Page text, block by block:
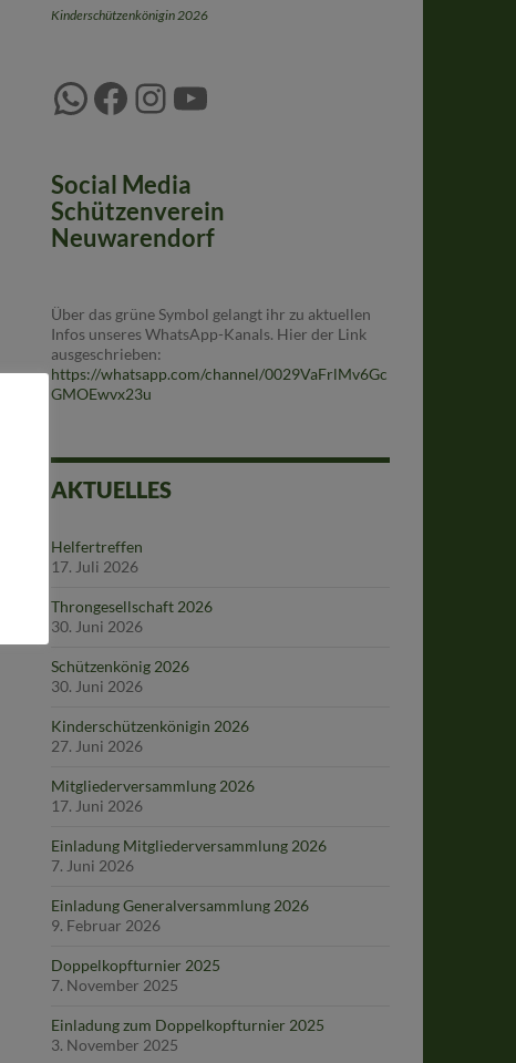
Kinderschützenkönigin 2026
WhatsApp
Facebook
Instagram
YouTube
Social Media
Schützenverein
Neuwarendorf
Über das grüne Symbol gelangt ihr zu aktuellen
Infos unseres WhatsApp-Kanals. Hier der Link
ausgeschrieben:
https://whatsapp.com/channel/0029VaFrlMv6Gc
GMOEwvx23u
AKTUELLES
Helfertreffen
17. Juli 2026
Throngesellschaft 2026
30. Juni 2026
Schützenkönig 2026
30. Juni 2026
Kinderschützenkönigin 2026
27. Juni 2026
Mitgliederversammlung 2026
17. Juni 2026
Einladung Mitgliederversammlung 2026
7. Juni 2026
Einladung Generalversammlung 2026
9. Februar 2026
Doppelkopfturnier 2025
7. November 2025
Einladung zum Doppelkopfturnier 2025
3. November 2025